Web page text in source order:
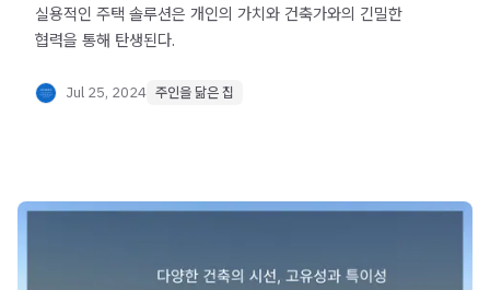
실용적인 주택 솔루션은 개인의 가치와 건축가와의 긴밀한
협력을 통해 탄생된다.
Jul 25, 2024 주인을 닮은 집